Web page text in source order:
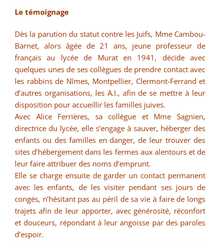
Le témoignage
Dès la parution du statut contre les Juifs, Mme Cambou-
Barnet, alors âgée de 21 ans, jeune professeur de
français au lycée de Murat en 1941, décide avec
quelques unes de ses collègues de prendre contact avec
les rabbins de Nîmes, Montpellier, Clermont-Ferrand et
d’autres organisations, les A.I., afin de se mettre à leur
disposition pour accueillir les familles juives.
Avec Alice Ferrières, sa collègue et Mme Sagnien,
directrice du lycée, elle s’engage à sauver, héberger des
enfants ou des familles en danger, de leur trouver des
sites d’hébergement dans les fermes aux alentours et de
leur faire attribuer des noms d’emprunt.
Elle se charge ensuite de garder un contact permanent
avec les enfants, de les visiter pendant ses jours de
congés, n’hésitant pas au péril de sa vie à faire de longs
trajets afin de leur apporter, avec générosité, réconfort
et douceurs, répondant à leur angoisse par des paroles
d’espoir.